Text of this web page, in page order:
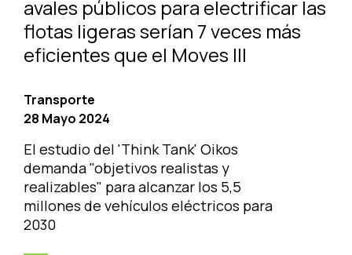
avales públicos para electrificar las
flotas ligeras serían 7 veces más
eficientes que el Moves III
Transporte
28 Mayo 2024
El estudio del 'Think Tank' Oikos
demanda "objetivos realistas y
realizables" para alcanzar los 5,5
millones de vehículos eléctricos para
2030